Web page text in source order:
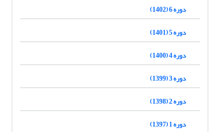
دوره 6 (1402)
دوره 5 (1401)
دوره 4 (1400)
دوره 3 (1399)
دوره 2 (1398)
دوره 1 (1397)